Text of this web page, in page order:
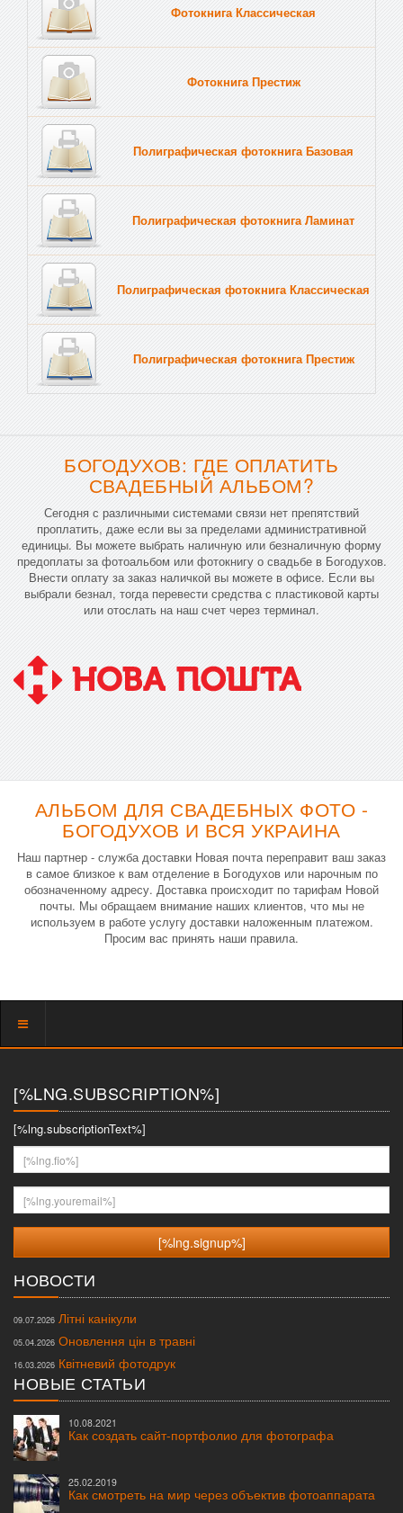
Фотокнига Классическая
Фотокнига Престиж
Полиграфическая фотокнига Базовая
Полиграфическая фотокнига Ламинат
Полиграфическая фотокнига Классическая
Полиграфическая фотокнига Престиж
БОГОДУХОВ: ГДЕ ОПЛАТИТЬ
СВАДЕБНЫЙ АЛЬБОМ?
Сегодня с различными системами связи нет препятствий
проплатить, даже если вы за пределами административной
единицы. Вы можете выбрать наличную или безналичную форму
предоплаты за фотоальбом или фотокнигу о свадьбе в Богодухов.
Внести оплату за заказ наличкой вы можете в офисе. Если вы
выбрали безнал, тогда перевести средства с пластиковой карты
или отослать на наш счет через терминал.
АЛЬБОМ ДЛЯ СВАДЕБНЫХ ФОТО -
БОГОДУХОВ И ВСЯ УКРАИНА
Наш партнер - служба доставки Новая почта переправит ваш заказ
в самое близкое к вам отделение в Богодухов или нарочным по
обозначенному адресу. Доставка происходит по тарифам Новой
почты. Мы обращаем внимание наших клиентов, что мы не
используем в работе услугу доставки наложенным платежом.
Просим вас принять наши правила.
Показать
[%LNG.SUBSCRIPTION%]
[%lng.subscriptionText%]
[%lng.fio%]
[%lng.youremail%]
НОВОСТИ
09.07.2026 Літні канікули
05.04.2026 Оновлення цін в травні
16.03.2026 Квітневий фотодрук
НОВЫЕ СТАТЬИ
10.08.2021
Как создать сайт-портфолио для фотографа
25.02.2019
Как смотреть на мир через объектив фотоаппарата